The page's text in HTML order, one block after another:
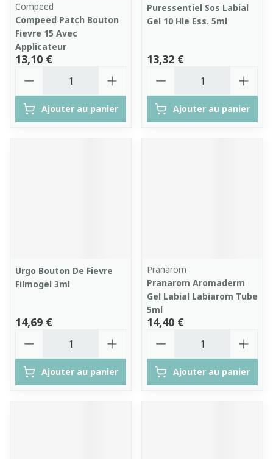
Compeed
Compeed Patch Bouton
Fievre 15 Avec
Applicateur
13,10 €
Ajouter au panier
Puressentiel Sos Labial
Gel 10 Hle Ess. 5ml
13,32 €
Ajouter au panier
Urgo Bouton De Fievre
Filmogel 3ml
14,69 €
Ajouter au panier
Pranarom
Pranarom Aromaderm
Gel Labial Labiarom Tube
5ml
14,40 €
Ajouter au panier